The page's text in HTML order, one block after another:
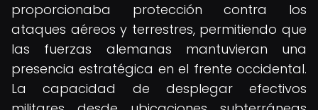
proporcionaba protección contra los
ataques aéreos y terrestres, permitiendo que
las fuerzas alemanas mantuvieran una
presencia estratégica en el frente occidental.
La capacidad de desplegar efectivos